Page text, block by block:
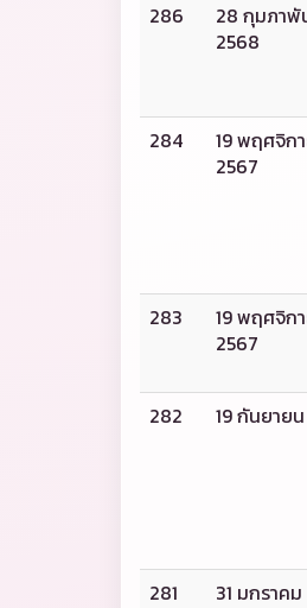
286
28 กุมภาพั
2568
284
19 พฤศจิก
2567
283
19 พฤศจิก
2567
282 19 กันยาย
281 31 มกราค